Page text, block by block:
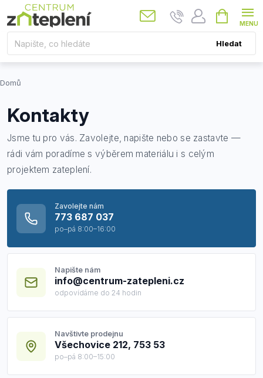
na
obsah
Hledat
Nákupní
košík
Domů
Kontakty
Jsme tu pro vás. Zavolejte, napište nebo se zastavte —
rádi vám poradíme s výběrem materiálu i s celým
projektem zateplení.
Zavolejte nám
773 687 037
po–pá 8:00–16:00
Napište nám
info@centrum-zatepleni.cz
odpovídáme do 24 hodin
Navštivte prodejnu
Všechovice 212, 753 53
po–pá 8:00–15:00